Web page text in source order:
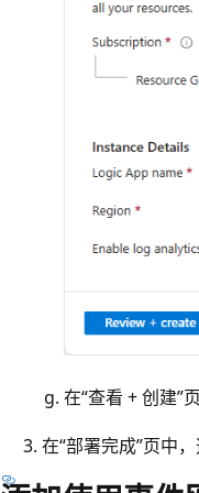
在“查看 + 创建”
在“部署完成”页中